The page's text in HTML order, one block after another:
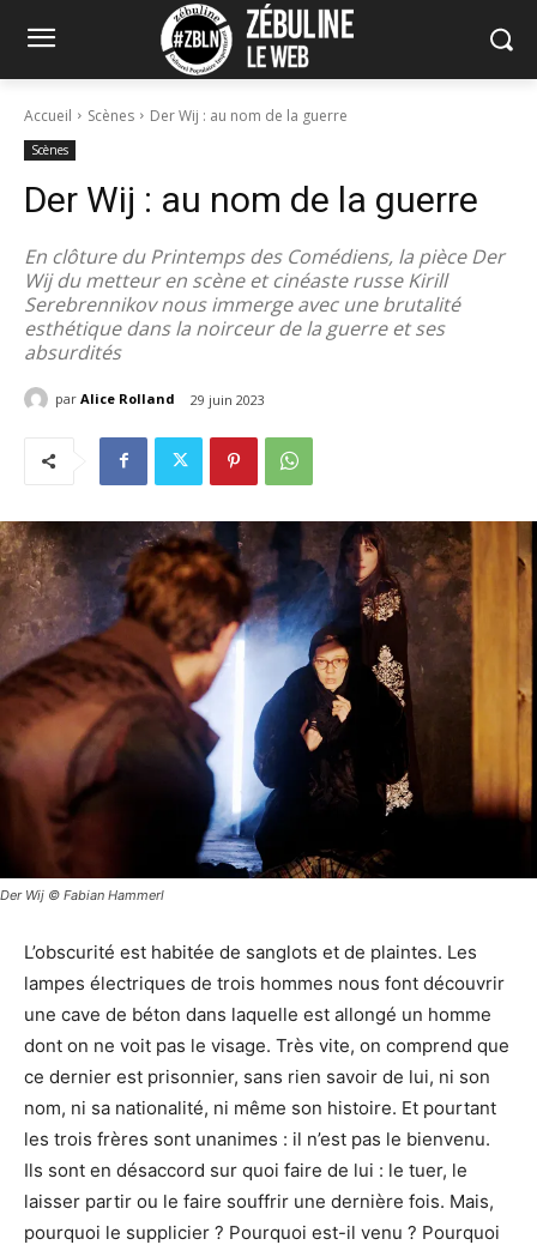
Accueil Scènes Der Wij : au nom de la guerre
Scènes
Der Wij : au nom de la guerre
En clôture du Printemps des Comédiens, la pièce Der
Wij du metteur en scène et cinéaste russe Kirill
Serebrennikov nous immerge avec une brutalité
esthétique dans la noirceur de la guerre et ses
absurdités
par Alice Rolland 29 juin 2023
Der Wij © Fabian Hammerl
L’obscurité est habitée de sanglots et de plaintes. Les
lampes électriques de trois hommes nous font découvrir
une cave de béton dans laquelle est allongé un homme
dont on ne voit pas le visage. Très vite, on comprend que
ce dernier est prisonnier, sans rien savoir de lui, ni son
nom, ni sa nationalité, ni même son histoire. Et pourtant
les trois frères sont unanimes : il n’est pas le bienvenu.
Ils sont en désaccord sur quoi faire de lui : le tuer, le
laisser partir ou le faire souffrir une dernière fois. Mais,
pourquoi le supplicier ? Pourquoi est-il venu ? Pourquoi